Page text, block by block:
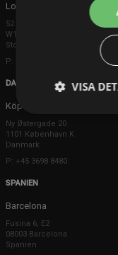
London
52 Brook Street
W1K 5DS London
Storbritannien
P: +44 203 608 8181
DANMARK
Köpenhamn
Ny Østergade 20
1101 København K
Danmark
P: +45 3698 8480
SPANIEN
Barcelona
Fusina 6, E2
08003 Barcelona
Spanien
VISA